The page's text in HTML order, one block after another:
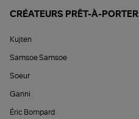
CRÉATEURS PRÊT-À-PORTER
Kujten
Samsoe Samsoe
Soeur
Ganni
Éric Bompard